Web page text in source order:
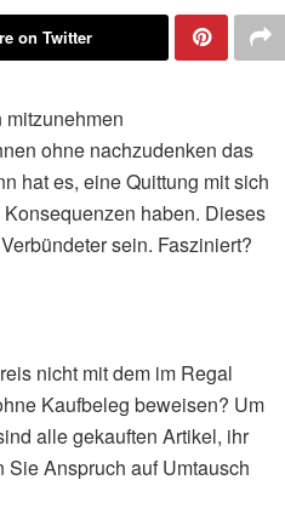
on Twitter
ohne nachzudenken das
hat es, eine Quittung mit sich
haben. Dieses
sein. Fasziniert?
nicht mit dem im Regal
Kaufbeleg beweisen? Um
alle gekauften Artikel, ihr
Sie Anspruch auf Umtausch